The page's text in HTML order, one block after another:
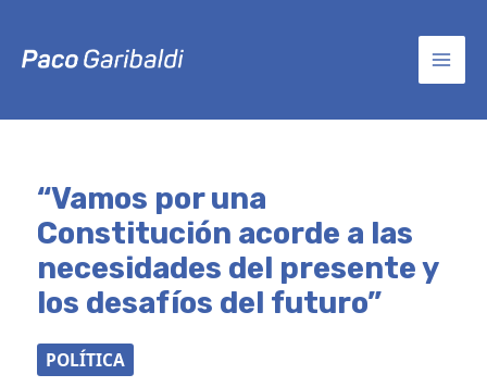
contenido
“Vamos por una
Constitución acorde a las
necesidades del presente y
los desafíos del futuro”
POLÍTICA